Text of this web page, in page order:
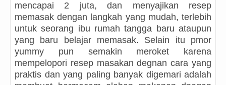
mencapai 2 juta, dan menyajikan resep
memasak dengan langkah yang mudah, terlebih
untuk seorang ibu rumah tangga baru ataupun
yang baru belajar memasak. Selain itu pmor
yummy pun semakin meroket karena
mempelopori resep masakan degnan cara yang
praktis dan yang paling banyak digemari adalah